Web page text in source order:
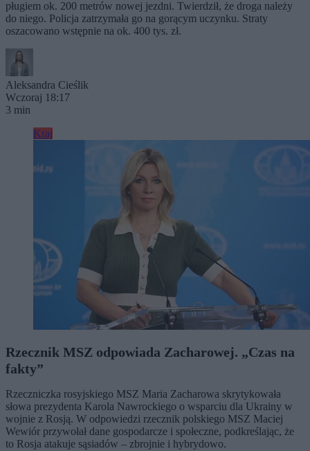
pługiem ok. 200 metrów nowej jezdni. Twierdził, że droga należy
do niego. Policja zatrzymała go na gorącym uczynku. Straty
oszacowano wstępnie na ok. 400 tys. zł.
Aleksandra Cieślik
Wczoraj 18:17
3 min
Kraj
Rzecznik MSZ odpowiada Zacharowej. „Czas na
fakty”
Rzeczniczka rosyjskiego MSZ Maria Zacharowa skrytykowała
słowa prezydenta Karola Nawrockiego o wsparciu dla Ukrainy w
wojnie z Rosją. W odpowiedzi rzecznik polskiego MSZ Maciej
Wewiór przywołał dane gospodarcze i społeczne, podkreślając, że
to Rosja atakuje sąsiadów – zbrojnie i hybrydowo.